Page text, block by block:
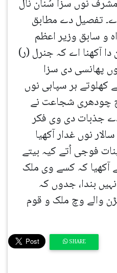
نوں سزا سُنان نال
تفصیل دے مطابق
و سابق وزیر اعظم
آکھنا اے کہ جنرل (ر)
پھانسی دی سزا
کھلوتے ہر سپاہی نوں
چودھری شجاعت نے
جذبات دی وی فکر
نوں غدار آکھیا
فوجی اُتے کیہ بیتے
کہ کسے وی ملک
بندا، جدوں کہ
والے وچ ملک و قوم
SHARE